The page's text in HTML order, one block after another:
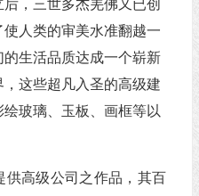
，三世多杰羌佛又已创
人类的审美水准翻越一
生活品质达成一个崭新
这些超凡入圣的高级建
玻璃、玉板、画框等以
供高级公司之作品，其百